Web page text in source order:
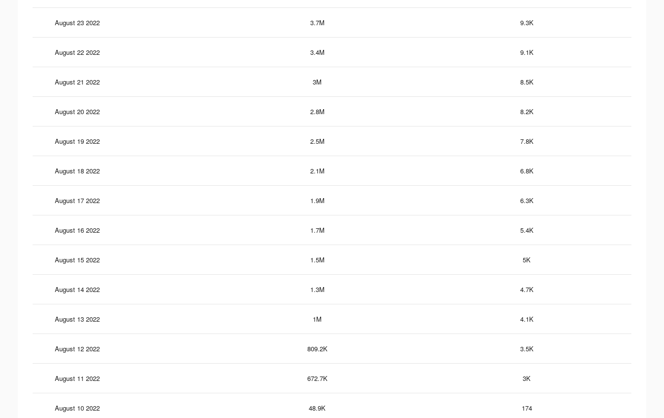
August 23 2022 3.7M 9.3K
August 22 2022 3.4M 9.1K
August 21 2022 3M 8.5K
August 20 2022 2.8M 8.2K
August 19 2022 2.5M 7.8K
August 18 2022 2.1M 6.8K
August 17 2022 1.9M 6.3K
August 16 2022 1.7M 5.4K
August 15 2022 1.5M 5K
August 14 2022 1.3M 4.7K
August 13 2022 1M 4.1K
August 12 2022 809.2K 3.5K
August 11 2022 672.7K 3K
August 10 2022 48.9K 174